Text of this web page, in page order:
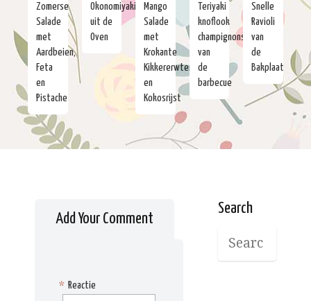
Zomerse
Salade
met
Aardbeien,
Feta
en
Pistache
Okonomiyaki
uit de
Oven
Mango
Salade
met
Krokante
Kikkererwten
en
Kokosrijst
Teriyaki
knoflook
champignons
van
de
barbecue
Snelle
Ravioli
van
de
Bakplaat
Add Your Comment
Reactie
*
Search